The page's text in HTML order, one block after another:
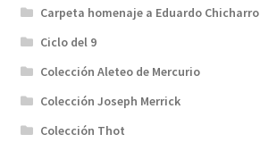
Carpeta homenaje a Eduardo Chicharro
Ciclo del 9
Colección Aleteo de Mercurio
Colección Joseph Merrick
Colección Thot